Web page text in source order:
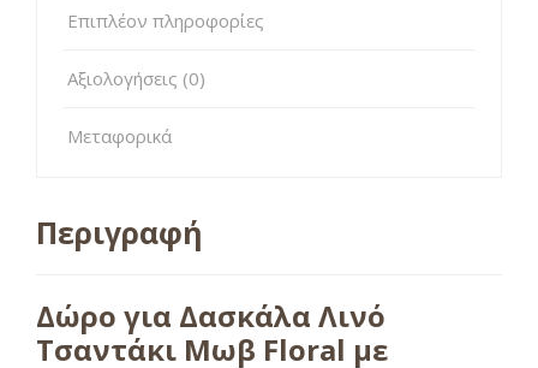
Επιπλέον πληροφορίες
Αξιολογήσεις (0)
Μεταφορικά
Περιγραφή
Δώρο για Δασκάλα Λινό
Τσαντάκι Μωβ Floral με